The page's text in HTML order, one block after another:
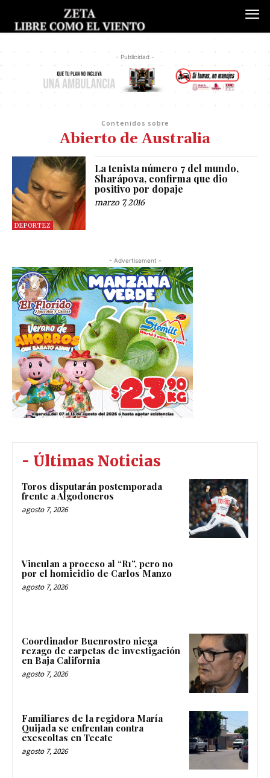
- Publicidad -
Contenidos sobre
Abierto de Australia
DEPORTEZ
La tenista número 7 del mundo,
Sharápova, confirma que dio
positivo por dopaje
marzo 7, 2016
- Advertisement -
- Últimas Noticias
Toros disputarán postemporada
frente a Algodoneros
agosto 7, 2026
Vinculan a proceso al “R1”, pero no
por el homicidio de Carlos Manzo
agosto 7, 2026
Coordinador Buenrostro niega
rezago de carpetas de investigación
en Baja California
agosto 7, 2026
Familiares de la regidora María
Quijada se enfrentan contra
exescoltas en Tecate
agosto 7, 2026